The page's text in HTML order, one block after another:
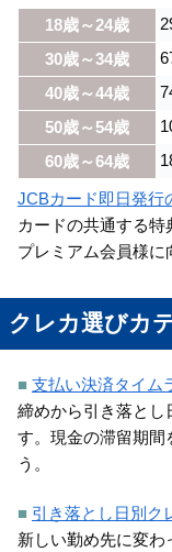
18歳～24歳
30歳～34歳
40歳～44歳
50歳～54歳
60歳～64歳
JCBカード即日発行
カードの共通する
プレミアム会員様に
クレカ選びカ
■ 支払い決済タイム
締めから引き落とし
す。現金の滞留期間
う。
■ 引き落とし日別ク
新しい勤め先に変わ